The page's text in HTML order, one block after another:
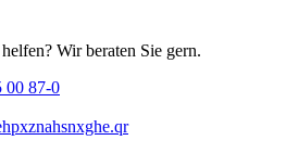
Wir beraten Sie gern.
00 87-0